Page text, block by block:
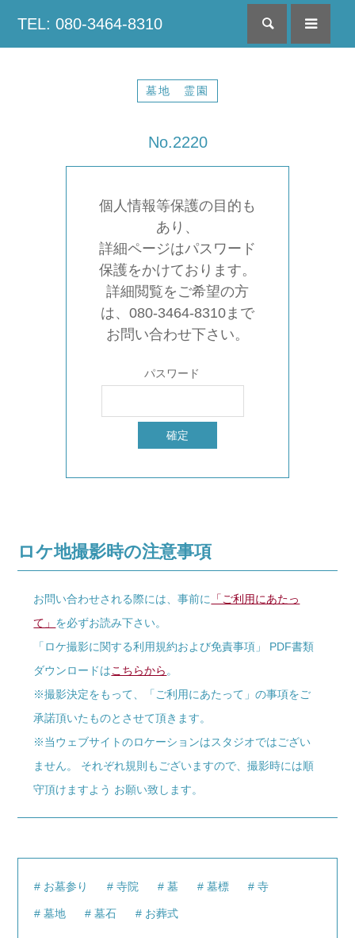
TEL: 080-3464-8310 検索
墓地 霊園
No.2220
個人情報等保護の目的も
あり、
詳細ページはパスワード
保護をかけております。
詳細閲覧をご希望の方
は、080-3464-8310まで
お問い合わせ下さい。
パスワード
ロケ地撮影時の注意事項
お問い合わせされる際には、事前に 「ご利用にあたっ
て」 を必ずお読み下さい。
「ロケ撮影に関する利用規約および免責事項」 PDF書類
ダウンロードはこちらから。
※撮影決定をもって、「ご利用にあたって」の事項をご
承諾頂いたものとさせて頂きます。
※当ウェブサイトのロケーションはスタジオではござい
ません。 それぞれ規則もございますので、撮影時には順
守頂けますよう お願い致します。
お墓参り 寺院 墓 墓標 寺
墓地 墓石 お葬式